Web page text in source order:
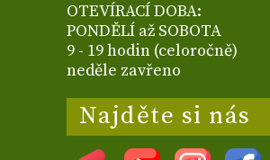
OTEVÍRACÍ DOBA:
PONDĚLÍ až SOBOTA
9 - 19 hodin (celoročně)
neděle zavřeno
Najděte si nás